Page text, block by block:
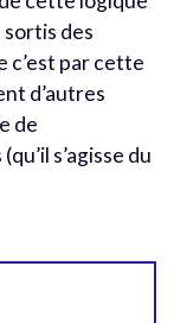
des
c’est par cette
d’autres
de
s’agisse du